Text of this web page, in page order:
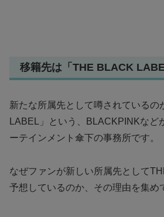
移籍先は「THE BLACK
新たな所属先として噂されているの
LABEL」という、BLACKPINKなど
ーテインメント傘下の事務所です。
なぜファンが新しい所属先として
予想しているのか、その理由を集め